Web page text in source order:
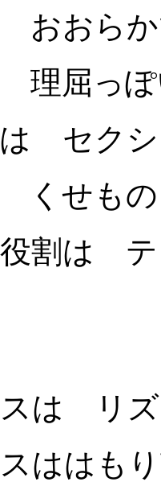
おおら
理屈っ
は セク
くせもの
割は テ
スは リ
ははも